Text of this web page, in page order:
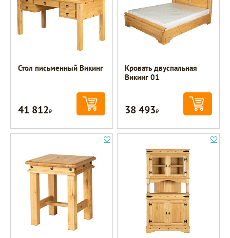
Стол письменный Викинг
41 812Р
Кровать двуспальная
Викинг 01
38 493Р